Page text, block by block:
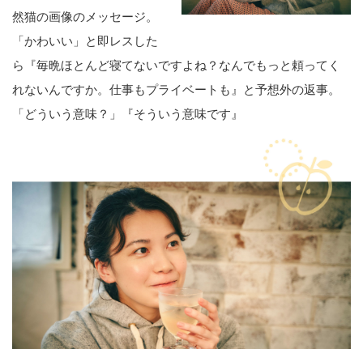
然猫の画像のメッセージ。
「かわいい」と即レスした
ら『毎晩ほとんど寝てないですよね？なんでもっと頼ってく
れないんですか。仕事もプライベートも』と予想外の返事。
「どういう意味？」『そういう意味です』